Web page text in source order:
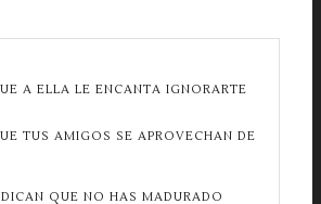
A ELLA LE ENCANTA IGNORARTE
TUS AMIGOS SE APROVECHAN DE
QUE NO HAS MADURADO